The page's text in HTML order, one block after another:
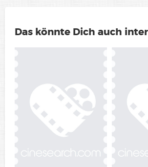
Das könnte Dich auch